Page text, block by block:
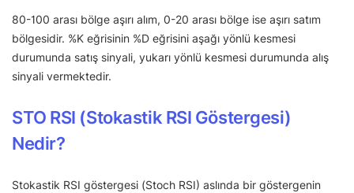
80-100 arası bölge aşırı alım, 0-20 arası bölge ise aşırı satım
bölgesidir. %K eğrisinin %D eğrisini aşağı yönlü kesmesi
durumunda satış sinyali, yukarı yönlü kesmesi durumunda alış
sinyali vermektedir.
STO RSI (Stokastik RSI Göstergesi)
Nedir?
Stokastik RSI göstergesi (Stoch RSI) aslında bir göstergenin